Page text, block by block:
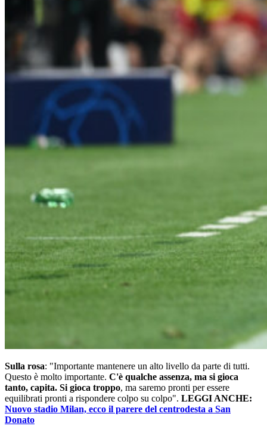
Sulla rosa: "Importante mantenere un alto livello da parte di tutti.
Questo è molto importante. C'è qualche assenza, ma si gioca
tanto, capita. Si gioca troppo, ma saremo pronti per essere
equilibrati pronti a rispondere colpo su colpo". LEGGI ANCHE:
Nuovo stadio Milan, ecco il parere del centrodesta a San
Donato